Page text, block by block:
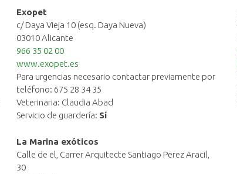
Exopet
c/ Daya Vieja 10 (esq. Daya Nueva)
03010 Alicante
966 35 02 00
www.exopet.es
Para urgencias necesario contactar previamente por
teléfono: 675 28 34 35
Veterinaria: Claudia Abad
Servicio de guardería: Sí
La Marina exóticos
Calle de el, Carrer Arquitecte Santiago Perez Aracil,
30